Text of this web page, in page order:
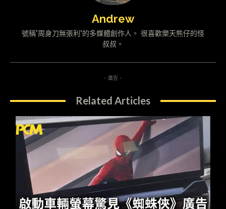
Andrew
號稱"周身刀無張利"的多媒體創作人。 很喜歡樂天熊仔的怪
叔叔。
- 廣告 -
Related Articles